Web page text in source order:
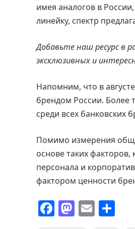
имея аналогов в
линейку, спектр
Добавьте наш ресурс в
эксклюзивных и
Напомним, что в
брендом России. Более
среди всех банковских
Помимо измерения
основе таких
персонала и
фактором ценности
F M E